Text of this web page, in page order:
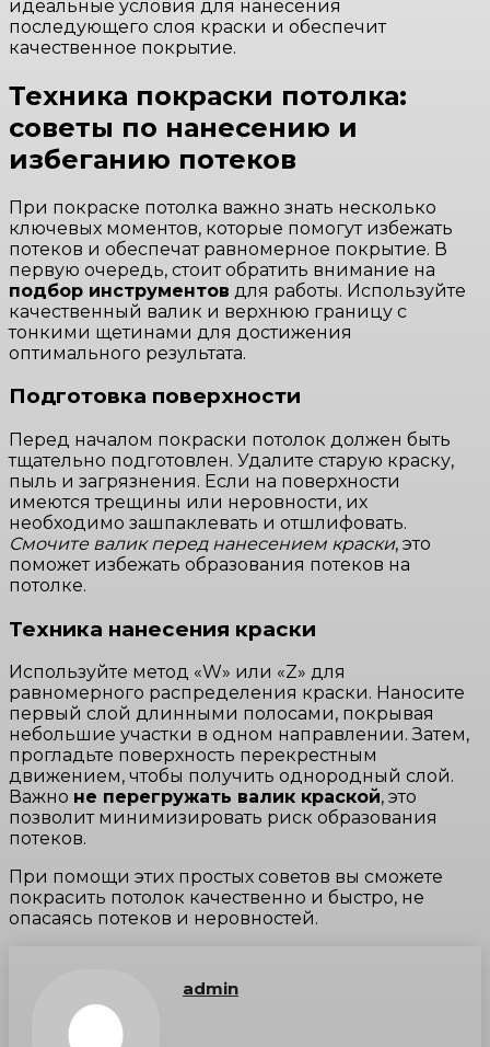
идеальные условия для нанесения
последующего слоя краски и обеспечит
качественное покрытие.
Техника покраски потолка:
советы по нанесению и
избеганию потеков
При покраске потолка важно знать несколько
ключевых моментов, которые помогут избежать
потеков и обеспечат равномерное покрытие. В
первую очередь, стоит обратить внимание на
подбор инструментов для работы. Используйте
качественный валик и верхнюю границу с
тонкими щетинами для достижения
оптимального результата.
Подготовка поверхности
Перед началом покраски потолок должен быть
тщательно подготовлен. Удалите старую краску,
пыль и загрязнения. Если на поверхности
имеются трещины или неровности, их
необходимо зашпаклевать и отшлифовать.
Смочите валик перед нанесением краски, это
поможет избежать образования потеков на
потолке.
Техника нанесения краски
Используйте метод «W» или «Z» для
равномерного распределения краски. Наносите
первый слой длинными полосами, покрывая
небольшие участки в одном направлении. Затем,
прогладьте поверхность перекрестным
движением, чтобы получить однородный слой.
Важно не перегружать валик краской, это
позволит минимизировать риск образования
потеков.
При помощи этих простых советов вы сможете
покрасить потолок качественно и быстро, не
опасаясь потеков и неровностей.
admin